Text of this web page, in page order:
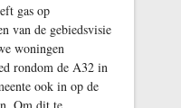
gas op
van de gebiedsvisie
woningen
rondom de A32 in
ook in op de
Om dit te